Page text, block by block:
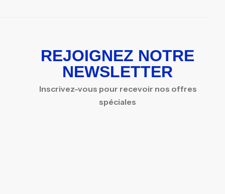
REJOIGNEZ NOTRE
NEWSLETTER
Inscrivez-vous pour recevoir nos offres
spéciales